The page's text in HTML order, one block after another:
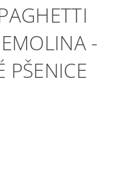
-
PŠENICE